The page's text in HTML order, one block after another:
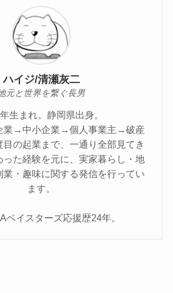
ハイジ/清瀬灰二
元と世界を繋ぐ長男
生まれ。静岡県出身。
業→中小企業→個人事業主→破産
の起業まで、一通り全部見てき
った経験を元に、実家暮らし・地
業・趣味に関する発信を行ってい
ます。
ベイスターズ応援歴24年。